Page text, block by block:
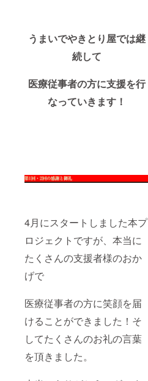
うまいでやきとり屋では継
続して
医療従事者の方に支援を行
なっていきます！
4月にスタートしました本プ
ロジェクトですが、本当に
たくさんの支援者様のおか
げで
医療従事者の方に笑顔を届
けることができました！そ
してたくさんのお礼の言葉
を頂きました。